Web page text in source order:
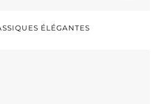
ÉLÉGANTES